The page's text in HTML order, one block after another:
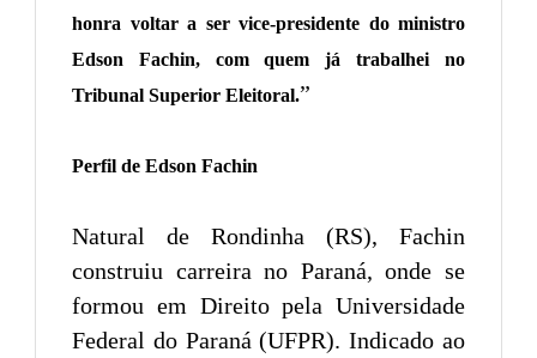
honra voltar a ser vice-presidente do ministro
Edson Fachin, com quem já trabalhei no
Tribunal Superior Eleitoral.”
Perfil de Edson Fachin
Natural de Rondinha (RS), Fachin
construiu carreira no Paraná, onde se
formou em Direito pela Universidade
Federal do Paraná (UFPR). Indicado ao